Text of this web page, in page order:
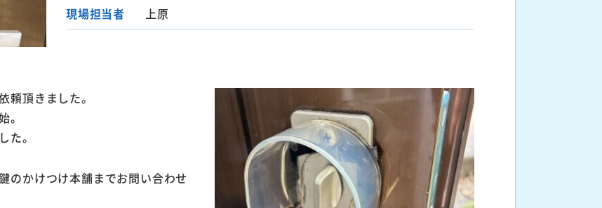
現場担当者
上原
頼頂きました。
。
た。
のかけつけ本舗までお問い合わせ